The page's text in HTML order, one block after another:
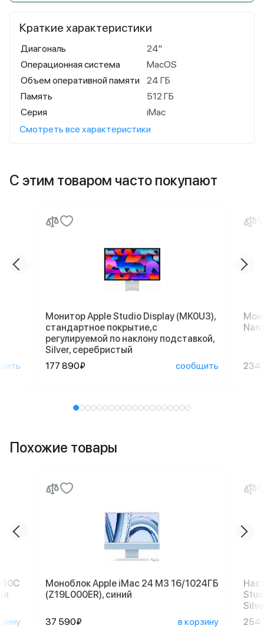
Краткие характеристики
Диагональ
24"
Операционная система
MacOS
Объем оперативной памяти
24 ГБ
Память
512 ГБ
Серия
iMac
Смотреть все характеристики
С этим товаром часто покупают
Монитор Apple Studio Display (MK0U3),
стандартное покрытие,с
регулируемой по наклону подставкой,
Silver, серебристый
177 890₽
сообщить 234
Похожие товары
10C
Моноблок Apple iMac 24 M3 16/1024ГБ
(Z19L000ER), синий
37 590₽ в корзину
254